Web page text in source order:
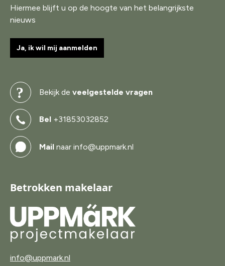
Hiermee blijft u op de hoogte van het belangrijkste
nieuws
Ja, ik wil mij aanmelden
Bekijk de veelgestelde vragen
Bel +31853032852
Mail naar info@uppmark.nl
Betrokken makelaar
info@uppmark.nl